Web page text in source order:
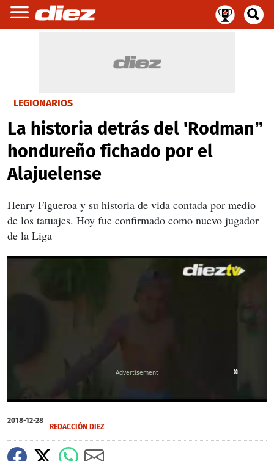
LEGIONARIOS
La historia detrás del 'Rodman”
hondureño fichado por el
Alajuelense
Henry Figueroa y su historia de vida contada por medio
de los tatuajes. Hoy fue confirmado como nuevo jugador
de la Liga
of
5
11
seconds
X
X
X
X
2018-12-28
REDACCIÓN DIEZ